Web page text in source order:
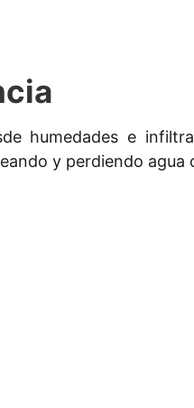
humedades e
y perdiendo